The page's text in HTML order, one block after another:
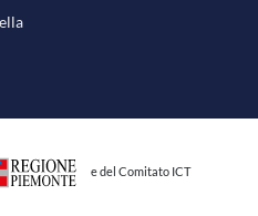
e del Comitato ICT